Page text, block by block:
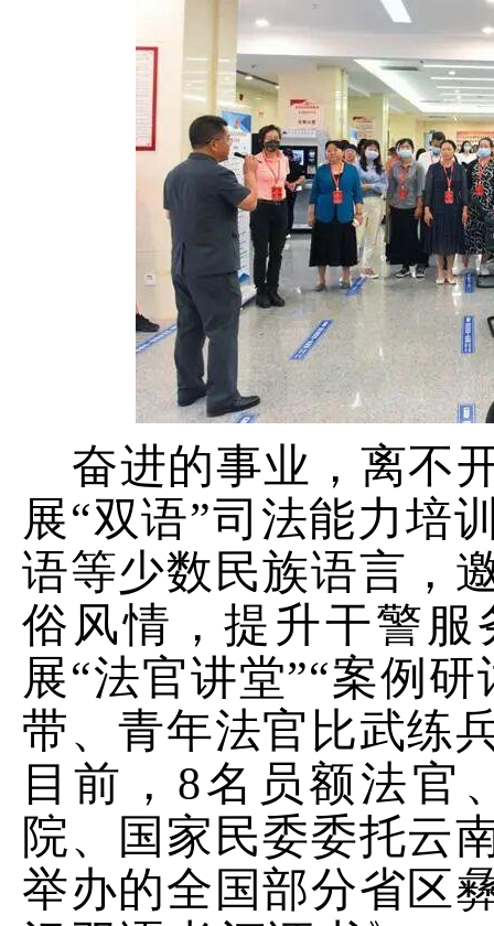
奋进的事业，离不
展“双语”司法能力培
语等少数民族语言，
俗风情，提升干警
展“法官讲堂”“案例研
带、青年法官比武练
目前， 8名员额法官
院、国家民委委托云
举办的全国部分省区